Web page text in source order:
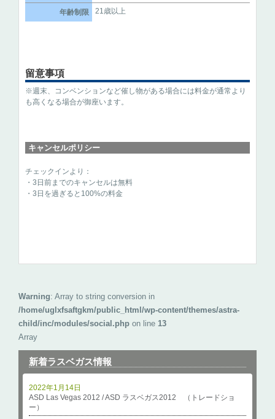
新着ラスベガス情報
ASD Las Vegas 2012 / ASD ラスベガス2012 （トレードショ
ー）
2022年1月14日
年齢制限 21歳以上
留意事項
※週末、コンベンションなど催し物がある場合には料金が通常より
も高くなる場合が御座います。
キャンセルポリシー
チェックインより：
・3日前までのキャンセルは無料
・3日を過ぎると100%の料金
Warning: Array to string conversion in
/home/uglxfsaftgkm/public_html/wp-content/themes/astra-
child/inc/modules/social.php on line 13
Array